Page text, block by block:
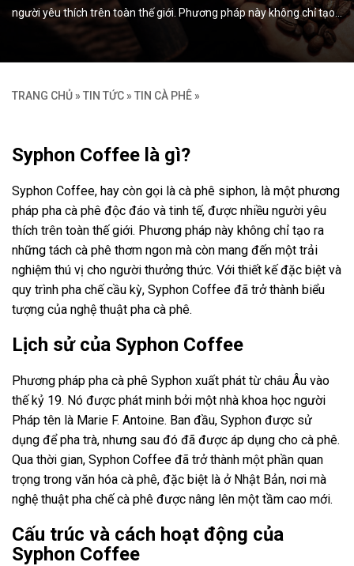
người yêu thích trên toàn thế giới. Phương pháp này không chỉ tạo…
TRANG CHỦ » TIN TỨC » TIN CÀ PHÊ »
Syphon Coffee là gì?
Syphon Coffee, hay còn gọi là cà phê siphon, là một phương
pháp pha cà phê độc đáo và tinh tế, được nhiều người yêu
thích trên toàn thế giới. Phương pháp này không chỉ tạo ra
những tách cà phê thơm ngon mà còn mang đến một trải
nghiệm thú vị cho người thưởng thức. Với thiết kế đặc biệt và
quy trình pha chế cầu kỳ, Syphon Coffee đã trở thành biểu
tượng của nghệ thuật pha cà phê.
Lịch sử của Syphon Coffee
Phương pháp pha cà phê Syphon xuất phát từ châu Âu vào
thế kỷ 19. Nó được phát minh bởi một nhà khoa học người
Pháp tên là Marie F. Antoine. Ban đầu, Syphon được sử
dụng để pha trà, nhưng sau đó đã được áp dụng cho cà phê.
Qua thời gian, Syphon Coffee đã trở thành một phần quan
trọng trong văn hóa cà phê, đặc biệt là ở Nhật Bản, nơi mà
nghệ thuật pha chế cà phê được nâng lên một tầm cao mới.
Cấu trúc và cách hoạt động của
Syphon Coffee